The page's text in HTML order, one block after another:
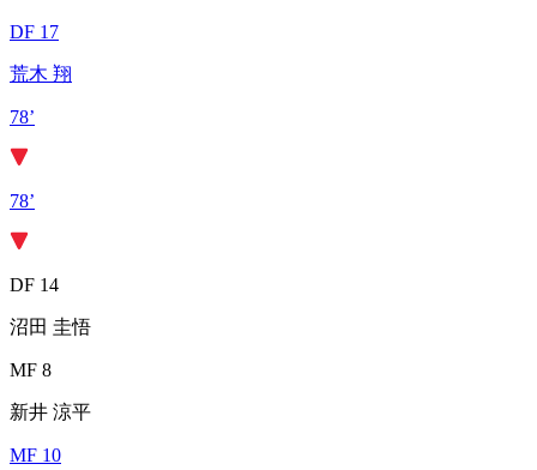
DF 17
荒木 翔
78’
78’
DF 14
沼田 圭悟
MF 8
新井 涼平
MF 10